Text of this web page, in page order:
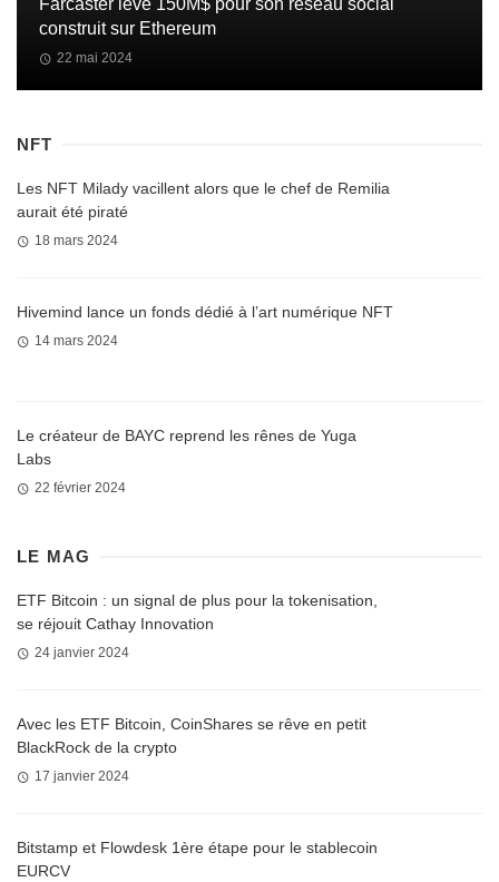
Farcaster lève 150M$ pour son réseau social
construit sur Ethereum
22 mai 2024
NFT
Les NFT Milady vacillent alors que le chef de Remilia
aurait été piraté
18 mars 2024
Hivemind lance un fonds dédié à l’art numérique NFT
14 mars 2024
Le créateur de BAYC reprend les rênes de Yuga
Labs
22 février 2024
LE MAG
ETF Bitcoin : un signal de plus pour la tokenisation,
se réjouit Cathay Innovation
24 janvier 2024
Avec les ETF Bitcoin, CoinShares se rêve en petit
BlackRock de la crypto
17 janvier 2024
Bitstamp et Flowdesk 1ère étape pour le stablecoin
EURCV